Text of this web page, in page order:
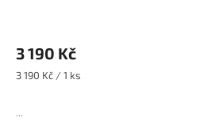
3 190 Kč
Měrná
3 190 Kč / 1 ks
...